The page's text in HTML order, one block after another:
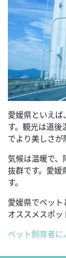
愛媛県といえ
す。観光は道
でより美しさが
気候は温暖で、
抜群です。愛媛
す。
愛媛県でペット
オススメスポッ
ペット飼育者